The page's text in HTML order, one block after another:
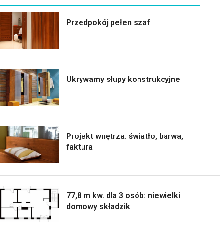
Przedpokój pełen szaf
Ukrywamy słupy konstrukcyjne
Projekt wnętrza: światło, barwa,
faktura
77,8 m kw. dla 3 osób: niewielki
domowy składzik